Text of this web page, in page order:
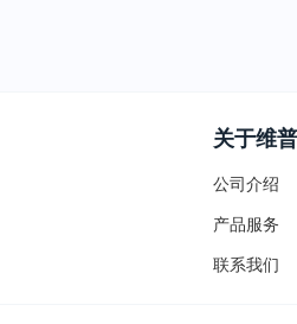
关于维普
公司介绍
产品服务
联系我们